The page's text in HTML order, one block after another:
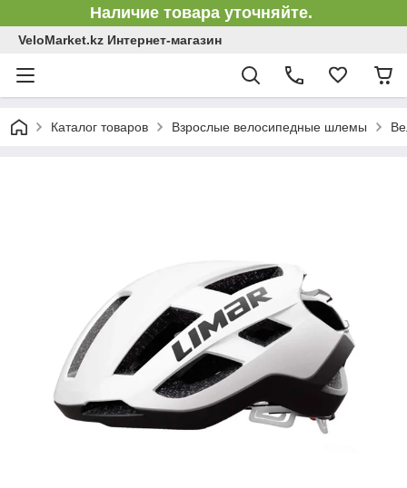
Наличие товара уточняйте.
VeloMarket.kz Интернет-магазин
Каталог товаров Взрослые велосипедные шлемы